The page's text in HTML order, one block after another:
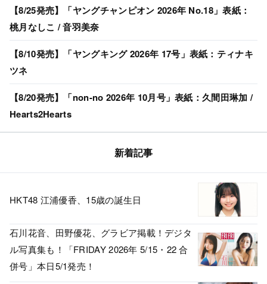
【8/25発売】「ヤングチャンピオン 2026年 No.18」表紙：
桃月なしこ / 音羽美奈
【8/10発売】「ヤングキング 2026年 17号」表紙：ティナキ
ツネ
【8/20発売】「non-no 2026年 10月号」表紙：久間田琳加 /
Hearts2Hearts
新着記事
HKT48 江浦優香、15歳の誕生日
石川花音、田野優花、グラビア掲載！デジタ
ル写真集も！「FRIDAY 2026年 5/15・22 合
併号」本日5/1発売！